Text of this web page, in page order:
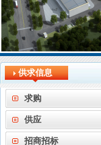
供求信息
求购
供应
招商招标